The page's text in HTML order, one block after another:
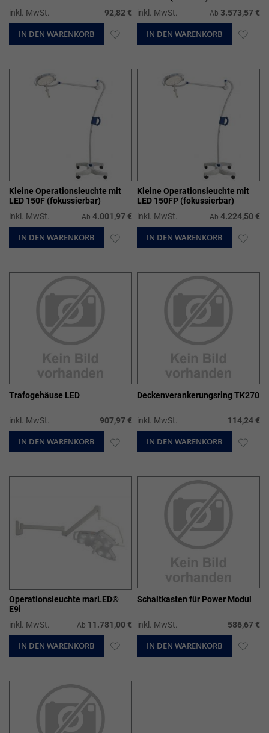
inkl. MwSt. 92,82 €
IN DEN WARENKORB ZUR
HINZUFÜGEN
inkl. MwSt.
Ab 3.573,57 €
IN DEN WARENKORB ZUR
Kleine Operationsleuchte mit
LED 150F (fokussierbar)
inkl. MwSt.
Ab 4.001,97 €
IN DEN WARENKORB ZUR
Kleine Operationsleuchte mit
LED 150FP (fokussierbar)
inkl. MwSt.
Ab 4.224,50 €
IN DEN WARENKORB ZUR
Trafogehäuse LED
inkl. MwSt. 907,97 €
IN DEN WARENKORB ZUR
Deckenverankerungsring TK270
inkl. MwSt. 114,24 €
IN DEN WARENKORB ZUR
Operationsleuchte marLED®
E9i
inkl. MwSt.
Ab 11.781,00 €
IN DEN WARENKORB ZUR
Schaltkasten für Power Modul
inkl. MwSt. 586,67 €
IN DEN WARENKORB ZUR